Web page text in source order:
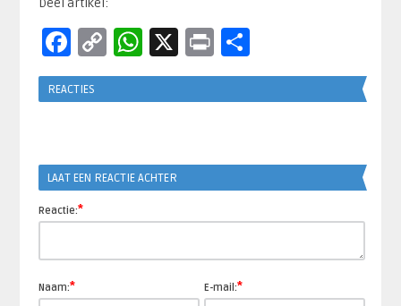
Facebook
Copy
Link
WhatsApp
X PrintDelen
REACTIES
LAAT EEN REACTIE ACHTER
Reactie:*
Naam:* E-mail:*